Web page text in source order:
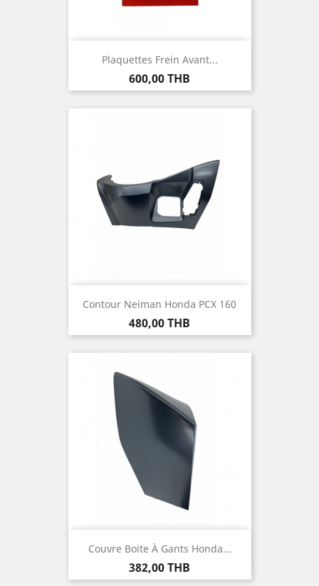
Plaquettes Frein Avant...
Prix
600,00 THB
Contour Neiman Honda PCX 160
Prix
480,00 THB
Couvre Boite À Gants Honda...
Prix
382,00 THB